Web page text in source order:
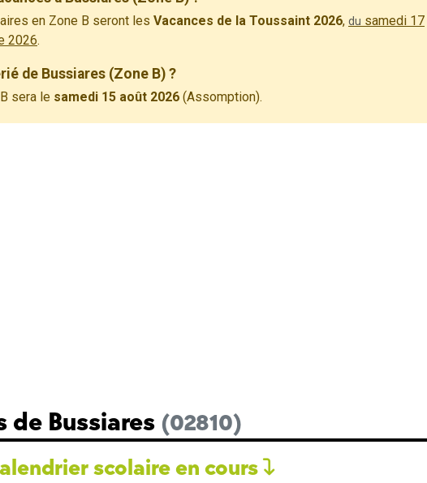
en Zone B seront les Vacances de la Toussaint 2026, du samedi 17
2026.
de Bussiares (Zone B) ?
sera le samedi 15 août 2026 (Assomption).
de Bussiares (02810)
scolaire en cours